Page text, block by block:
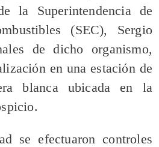
la Superintendencia de
(SEC), Sergio
de dicho organismo,
en una estación de
blanca ubicada en la
se efectuaron controles